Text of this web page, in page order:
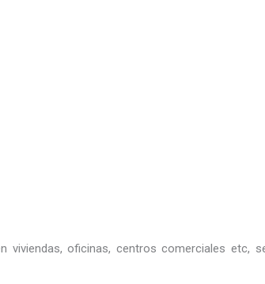
oficinas, centros comerciales etc,